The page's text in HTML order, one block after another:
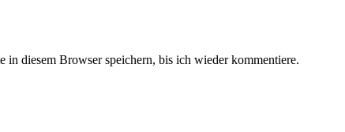
diesem Browser speichern, bis ich wieder kommentiere.